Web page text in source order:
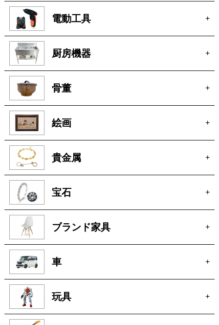
電動工具 +
厨房機器 +
骨董 +
絵画 +
貴金属 +
宝石 +
ブランド家具 +
車 +
玩具 +